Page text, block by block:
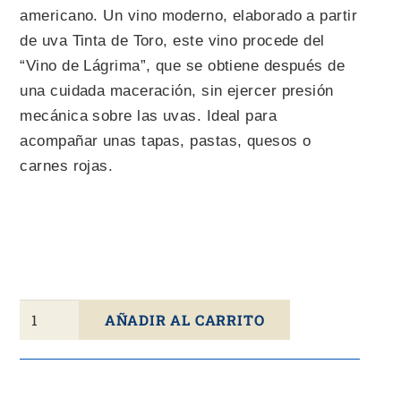
americano. Un vino moderno, elaborado a partir
de uva Tinta de Toro, este vino procede del
“Vino de Lágrima”, que se obtiene después de
una cuidada maceración, sin ejercer presión
mecánica sobre las uvas. Ideal para
acompañar unas tapas, pastas, quesos o
carnes rojas.
Vino
Tinto
FARIÑA
AÑADIR AL CARRITO